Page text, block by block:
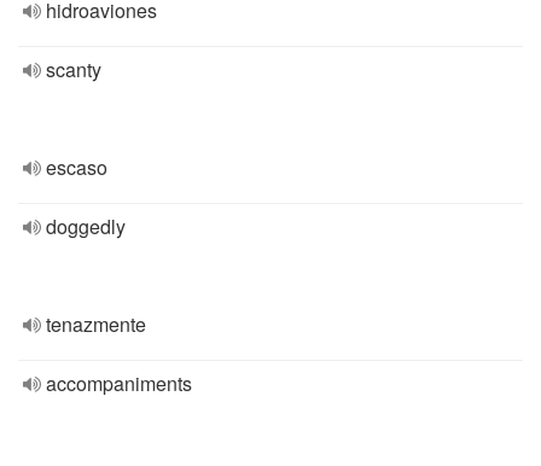
hidroaviones
scanty
escaso
doggedly
tenazmente
accompaniments